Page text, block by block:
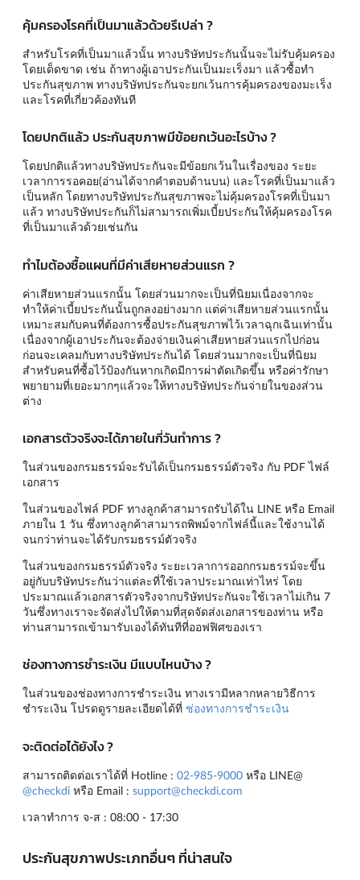
คุ้มครองโรคที่เป็นมาแล้วด้วยรึเปล่า ?
สำหรับโรคที่เป็นมาแล้วนั้น ทางบริษัทประกันนั้นจะไม่รับคุ้มครอง
โดยเด็ดขาด เช่น ถ้าทางผู้เอาประกันเป็นมะเร็งมา แล้วซื้อทำ
ประกันสุขภาพ ทางบริษัทประกันจะยกเว้นการคุ้มครองของมะเร็ง
และโรคที่เกี่ยวค้องทันที
โดยปกติแล้ว ประกันสุขภาพมีข้อยกเว้นอะไรบ้าง ?
โดยปกติแล้วทางบริษัทประกันจะมีข้อยกเว้นในเรื่องของ ระยะ
เวลาการรอคอย(อ่านได้จากคำตอบด้านบน) และโรคที่เป็นมาแล้ว
เป็นหลัก โดยทางบริษัทประกันสุขภาพจะไม่คุ้มครองโรคที่เป็นมา
แล้ว ทางบริษัทประกันก็ไม่สามารถเพิ่มเบี้ยประกันให้คุ้มครองโรค
ที่เป็นมาแล้วด้วยเช่นกัน
ทำไมต้องซื้อแผนที่มีค่าเสียหายส่วนแรก ?
ค่าเสียหายส่วนแรกนั้น โดยส่วนมากจะเป็นที่นิยมเนื่องจากจะ
ทำให้ค่าเบี้ยประกันนั้นถูกลงอย่างมาก แต่ค่าเสียหายส่วนแรกนั้น
เหมาะสมกับคนที่ต้องการซื้อประกันสุขภาพไว้เวลาฉุกเฉินเท่านั้น
เนื่องจากผู้เอาประกันจะต้องจ่ายเงินค่าเสียหายส่วนแรกไปก่อน
ก่อนจะเคลมกับทางบริษัทประกันได้ โดยส่วนมากจะเป็นที่นิยม
สำหรับคนที่ซื้อไว้ป้องกันหากเกิดมีการผ่าตัดเกิดขึ้น หรือค่ารักษา
พยายามที่เยอะมากๆแล้วจะให้ทางบริษัทประกันจ่ายในของส่วน
ต่าง
เอกสารตัวจริงจะได้ภายในกี่วันทำการ ?
ในส่วนของกรมธรรม์จะรับได้เป็นกรมธรรม์ตัวจริง กับ PDF ไฟล์
เอกสาร
ในส่วนของไฟล์ PDF ทางลูกค้าสามารถรับได้ใน LINE หรือ Email
ภายใน 1 วัน ซึ่งทางลูกค้าสามารถพิพม์จากไฟล์นี้และใช้งานได้
จนกว่าท่านจะได้รับกรมธรรม์ตัวจริง
ในส่วนของกรมธรรม์ตัวจริง ระยะเวลาการออกกรมธรรม์จะขึ้น
อยู่กับบริษัทประกันว่าแต่ละที่ใช้เวลาประมาณเท่าไหร่ โดย
ประมาณแล้วเอกสารตัวจริงจากบริษัทประกันจะใช้เวลาไม่เกิน 7
วันซึ่งทางเราจะจัดส่งไปให้ตามที่สุดจัดส่งเอกสารของท่าน หรือ
ท่านสามารถเข้ามารับเองได้ทันทีที่ออฟฟิศของเรา
ช่องทางการชำระเงิน มีแบบไหนบ้าง ?
ในส่วนของช่องทางการชำระเงิน ทางเรามีหลากหลายวิธีการ
ชำระเงิน โปรดดูรายละเอียดได้ที่ ช่องทางการชำระเงิน
จะติดต่อได้ยังไง ?
สามารถติดต่อเราได้ที่ Hotline : 02-985-9000 หรือ LINE@
@checkdi หรือ Email : support@checkdi.com
เวลาทำการ จ-ส : 08:00 - 17:30
ประกันสุขภาพประเภทอื่นๆ ที่น่าสนใจ